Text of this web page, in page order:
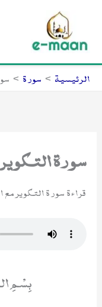
المحتوى
الرئيسية سورة
سورة
قراءة سورة التكوير
بِسْمِ